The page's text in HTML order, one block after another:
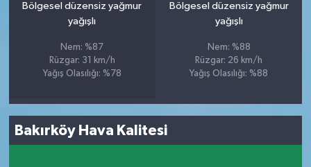
Bölgesel düzensiz yağmur
yağışlı
Nem: %87
Rüzgar: 31 km/h
Yağış Olasılığı: %78
Bölgesel düzensiz yağmur
yağışlı
Nem: %88
Rüzgar: 26 km/h
Yağış Olasılığı: %88
Bakırköy Hava Kalitesi